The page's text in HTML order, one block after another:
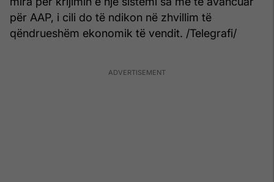
për AAP, i cili do të ndikon në zhvillim të
qëndrueshëm ekonomik të vendit. /Telegrafi/